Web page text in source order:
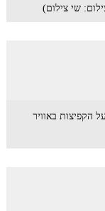
שי צילום)
הקפיצות באוויר